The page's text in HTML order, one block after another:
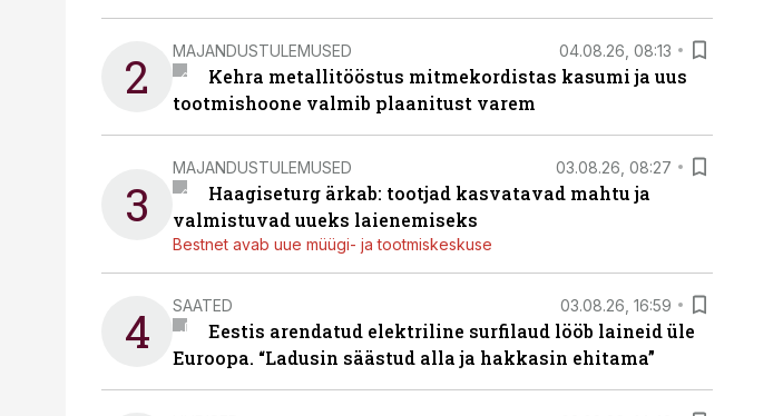
2 MAJANDUSTULEMUSED 04.08.26, 08:13
Kehra metallitööstus mitmekordistas kasumi ja uus
tootmishoone valmib plaanitust varem
3
MAJANDUSTULEMUSED 03.08.26, 08:27
Haagiseturg ärkab: tootjad kasvatavad mahtu ja
valmistuvad uueks laienemiseks
Bestnet avab uue müügi- ja tootmiskeskuse
4 SAATED 03.08.26, 16:59
Eestis arendatud elektriline surfilaud lööb laineid üle
Euroopa. “Ladusin säästud alla ja hakkasin ehitama”